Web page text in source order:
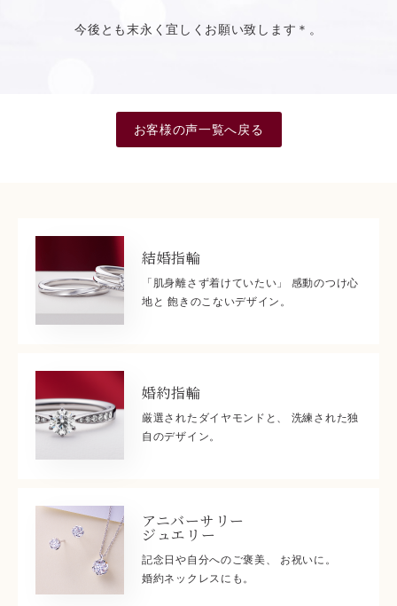
今後とも末永く宜しくお願い致します＊。
お客様の声一覧へ戻る
結婚指輪
「肌身離さず着けていたい」 感動のつけ心
地と 飽きのこないデザイン。
婚約指輪
厳選されたダイヤモンドと、 洗練された独
自のデザイン。
アニバーサリー
ジュエリー
記念日や自分へのご褒美、 お祝いに。
婚約ネックレスにも。